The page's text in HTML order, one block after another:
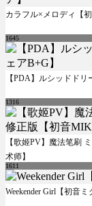
カラフル×メロディ【
1645
【PDA】ルシッドドリ
1316
【歌姬PV】魔法笔刷
术师】
1611
Weekender Girl【初音ミ